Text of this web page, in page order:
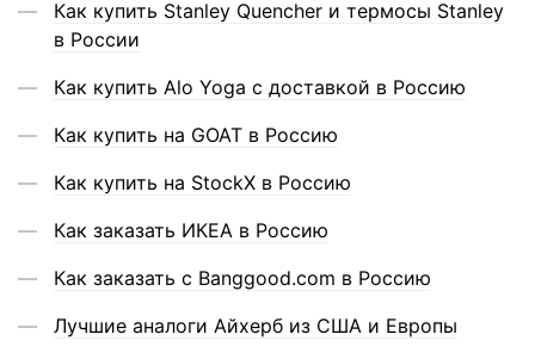
Как купить Stanley Quencher и термосы Stanley
в России
Как купить Alo Yoga с доставкой в Россию
Как купить на GOAT в Россию
Как купить на StockX в Россию
Как заказать ИКЕА в Россию
Как заказать с Banggood.com в Россию
Лучшие аналоги Айхерб из США и Европы